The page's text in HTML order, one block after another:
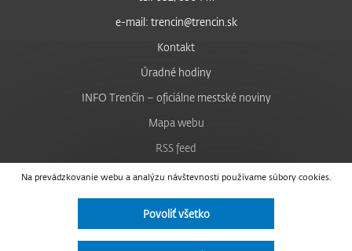
Na prevádzkovanie webu a analýzu návštevnosti používame súbory cookies.
Povoliť všetko
e-mail: trencin@trencin.sk
Kontakt
Úradné hodiny
INFO Trenčín – oficiálne mestské noviny
Mapa webu
RSS feed
Nastavenie cookies
Facebook